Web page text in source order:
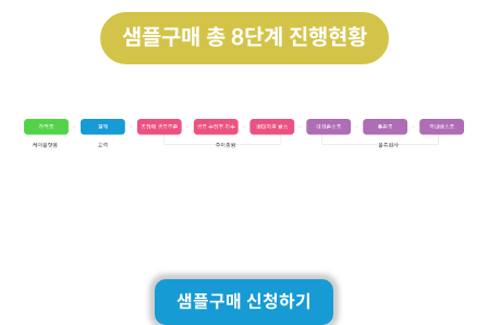
샘플구매 총 8단계 진행현황
샘플구매 신청하기